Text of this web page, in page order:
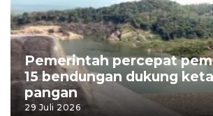
Pemerintah percepat
15 bendungan dukung
pangan
29 Juli 2026